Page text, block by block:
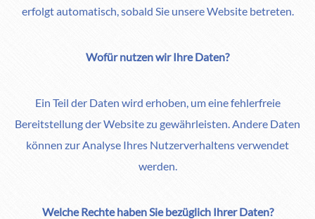
erfolgt automatisch, sobald Sie unsere Website betreten.
Wofür nutzen wir Ihre Daten?
Ein Teil der Daten wird erhoben, um eine fehlerfreie
Bereitstellung der Website zu gewährleisten. Andere Daten
können zur Analyse Ihres Nutzerverhaltens verwendet
werden.
Welche Rechte haben Sie bezüglich Ihrer Daten?